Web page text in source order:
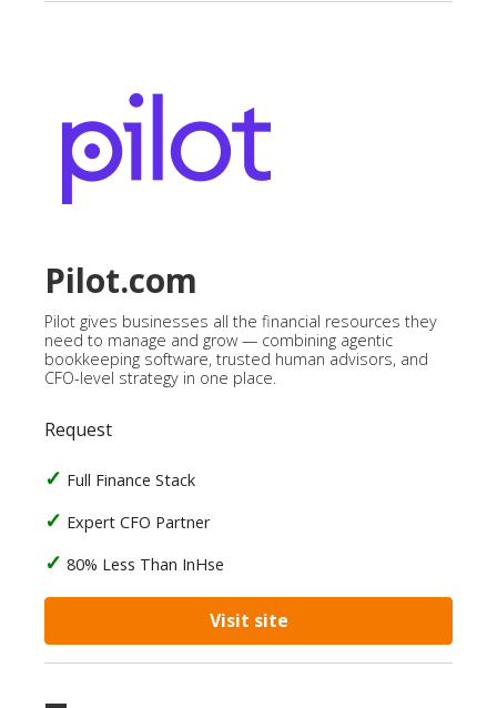
Pilot.com
Pilot gives businesses all the financial resources they
need to manage and grow — combining agentic
bookkeeping software, trusted human advisors, and
CFO-level strategy in one place.
Request
Full Finance Stack
Expert CFO Partner
80% Less Than InHse
Visit site